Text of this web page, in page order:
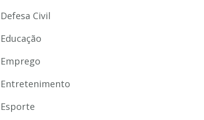
Defesa Civil
Educação
Emprego
Entretenimento
Esporte